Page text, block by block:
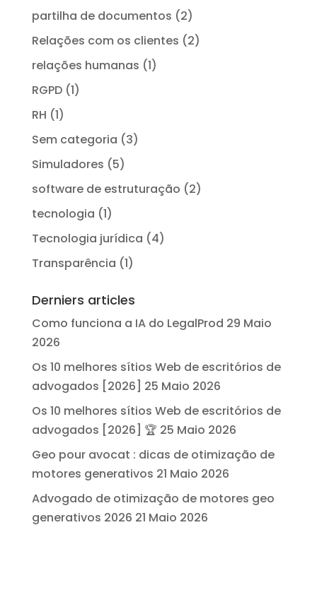
partilha de documentos (2)
Relações com os clientes (2)
relações humanas (1)
RGPD(1)
RH (1)
Sem categoria (3)
Simuladores (5)
software de estruturação (2)
tecnologia (1)
Tecnologia jurídica (4)
Transparência (1)
Derniers articles
Como funciona a IA do LegalProd 29 Maio
2026
Os 10 melhores sítios Web de escritórios de
advogados [2026] 25 Maio 2026
Os 10 melhores sítios Web de escritórios de
advogados [2026] 🏆 25 Maio 2026
Geo pour avocat : dicas de otimização de
motores generativos 21 Maio 2026
Advogado de otimização de motores geo
generativos 2026 21 Maio 2026